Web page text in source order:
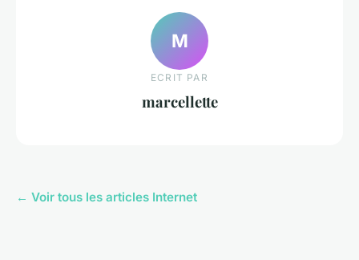
M
ECRIT PAR
marcellette
← Voir tous les articles Internet